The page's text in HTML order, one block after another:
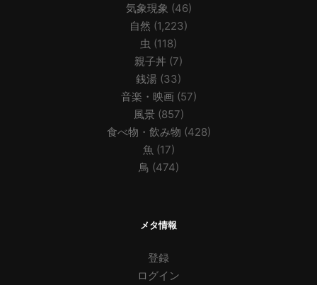
気象現象 (46)
自然 (1,223)
虫 (118)
親子丼 (7)
銭湯 (33)
音楽・映画 (57)
風景(857)
食べ物・飲み物 (428)
魚 (17)
鳥 (474)
メタ情報
登録
ログイン